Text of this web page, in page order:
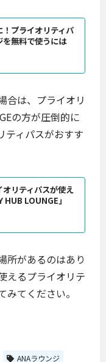
プライオリティパ
無料で使うには
合は、プライオリ
の方が圧倒的に
ティパスがおすす
リティパスが使え
HUB LOUNGE」
所があるのはあり
えるプライオリテ
てください。
ANAラウンジ